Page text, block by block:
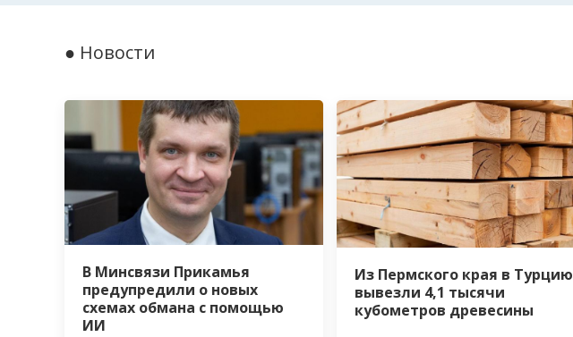
● Новости
В Минсвязи Прикамья
предупредили о новых
схемах обмана с помощью
ИИ
Из Пермского края в Турцию
вывезли 4,1 тысячи
кубометров древесины